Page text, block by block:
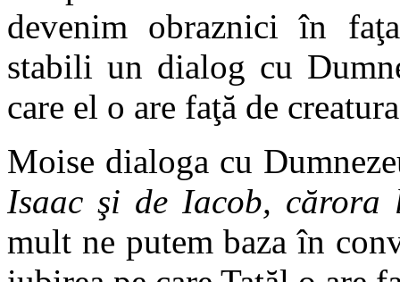
devenim obraznici în
stabili un dialog cu
care el o are faţă de
Moise dialoga cu
Isaac şi de Iacob,
mult ne putem baza în